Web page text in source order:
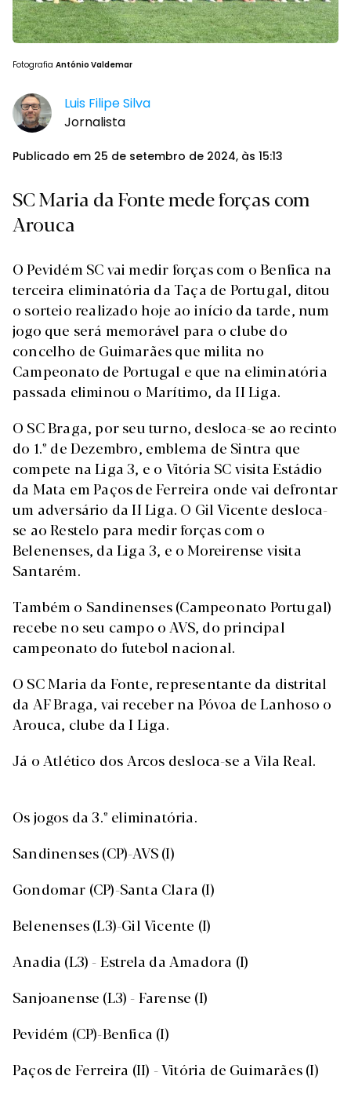
Fotografia António Valdemar
Luis Filipe Silva
Jornalista
Publicado em 25 de setembro de 2024, às 15:13
SC Maria da Fonte mede forças com
Arouca
O Pevidém SC vai medir forças com o Benfica na
terceira eliminatória da Taça de Portugal, ditou
o sorteio realizado hoje ao início da tarde, num
jogo que será memorável para o clube do
concelho de Guimarães que milita no
Campeonato de Portugal e que na eliminatória
passada eliminou o Marítimo, da II Liga.
O SC Braga, por seu turno, desloca-se ao recinto
do 1.º de Dezembro, emblema de Sintra que
compete na Liga 3, e o Vitória SC visita Estádio
da Mata em Paços de Ferreira onde vai defrontar
um adversário da II Liga. O Gil Vicente desloca-
se ao Restelo para medir forças com o
Belenenses, da Liga 3, e o Moreirense visita
Santarém.
Também o Sandinenses (Campeonato Portugal)
recebe no seu campo o AVS, do principal
campeonato do futebol nacional.
O SC Maria da Fonte, representante da distrital
da AF Braga, vai receber na Póvoa de Lanhoso o
Arouca, clube da I Liga.
Já o Atlético dos Arcos desloca-se a Vila Real.
Os jogos da 3.º eliminatória.
Sandinenses (CP)-AVS (I)
Gondomar (CP)-Santa Clara (I)
Belenenses (L3)-Gil Vicente (I)
Anadia (L3) - Estrela da Amadora (I)
Sanjoanense (L3) - Farense (I)
Pevidém (CP)-Benfica (I)
Paços de Ferreira (II) - Vitória de Guimarães (I)